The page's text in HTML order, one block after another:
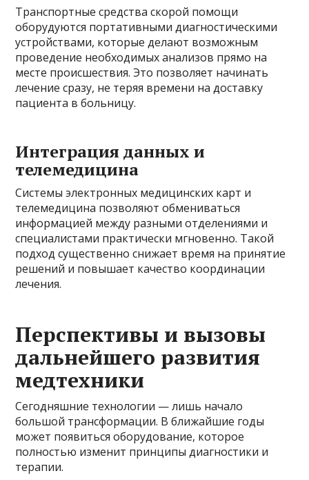
Транспортные средства скорой помощи
оборудуются портативными диагностическими
устройствами, которые делают возможным
проведение необходимых анализов прямо на
месте происшествия. Это позволяет начинать
лечение сразу, не теряя времени на доставку
пациента в больницу.
Интеграция данных и
телемедицина
Системы электронных медицинских карт и
телемедицина позволяют обмениваться
информацией между разными отделениями и
специалистами практически мгновенно. Такой
подход существенно снижает время на принятие
решений и повышает качество координации
лечения.
Перспективы и вызовы
дальнейшего развития
медтехники
Сегодняшние технологии — лишь начало
большой трансформации. В ближайшие годы
может появиться оборудование, которое
полностью изменит принципы диагностики и
терапии.